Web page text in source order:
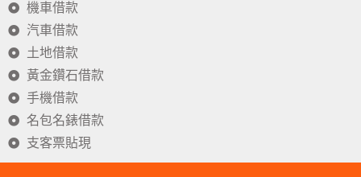
機車借款
汽車借款
土地借款
黃金鑽石借款
手機借款
名包名錶借款
支客票貼現